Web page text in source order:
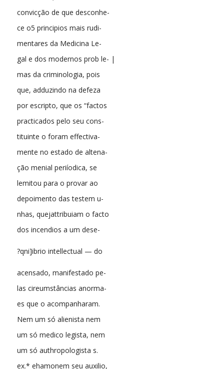
convicção de que desconhe-
ce o5 principios mais rudi-
mentares da Medicina Le-
gal e dos modernos prob le- |
mas da criminologia, pois
que, adduzindo na defeza
por escripto, que os “factos
practicados pelo seu cons-
tituinte o foram effectiva-
mente no estado de altena-
ção menial periíodica, se
lemitou para o provar ao
depoimento das testem u-
nhas, quejattribuiam o facto
dos incendios a um dese-
?qni]ibrio intellectual — do
acensado, manifestado pe-
las cireumstâncias anorma-
es que o acompanharam.
Nem um só alienista nem
um só medico legista, nem
um só authropologista s.
ex.* ehamonem seu auxilio,